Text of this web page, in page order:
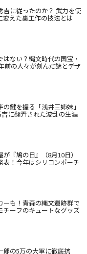
吉に従ったのか？ 武力を使
変えた裏工作の技法とは
ない？縄文時代の国宝・
前の人々が刻んだ謎とデザ
の鍵を握る「浅井三姉妹」
に翻弄された波乱の生涯
『鳩の日』（8月10日）
表！今年はシリコンポーチ
ーも！青森の縄文遺跡群で
チーフのキュートなグッズ
郎の5万の大軍に徹底抗